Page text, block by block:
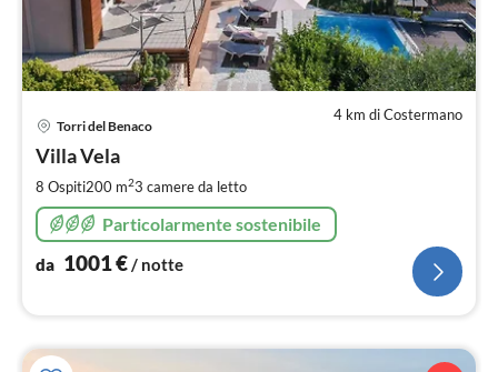
4 km di Costermano
Torri del Benaco
Villa Vela
8 Ospiti200 m23 camere da letto
Particolarmente sostenibile
da 1001€/ notte